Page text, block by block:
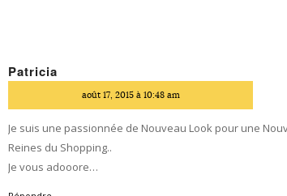
Patricia
août 17, 2015 à 10:48 am
Je suis une passionnée de Nouveau Look pour une
Reines du Shopping..
Je vous adooore…